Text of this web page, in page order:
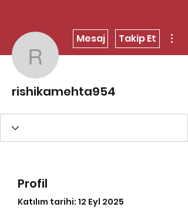
rishikamehta954
Mesaj Takip Et
rishikamehta954
Profil
Katılım tarihi: 12 Eyl 2025